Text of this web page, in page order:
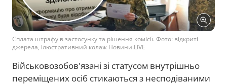
Сплата штрафу в застосунку та рішення комісії. Фото: відкриті
джерела, ілюстративний колаж Новини.LIVE
Військовозобов'язані зі статусом внутрішньо
переміщених осіб стикаються з несподіваними